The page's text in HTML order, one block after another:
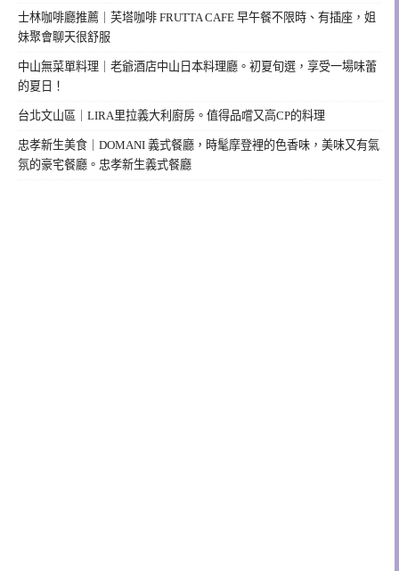
士林咖啡廳推薦｜芙塔咖啡 FRUTTA CAFE 早午餐不限時、有插座，姐
妹聚會聊天很舒服
中山無菜單料理｜老爺酒店中山日本料理廳。初夏旬選，享受一場味蕾
的夏日！
台北文山區｜LIRA里拉義大利廚房。值得品嚐又高CP的料理
忠孝新生美食｜DOMANI 義式餐廳，時髦摩登裡的色香味，美味又有氣
氛的豪宅餐廳。忠孝新生義式餐廳